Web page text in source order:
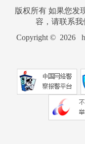
版权所有 如果您发
容，请联系我
Copyright © 2026